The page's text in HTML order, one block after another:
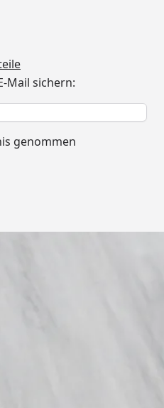
Mail sichern:
genommen